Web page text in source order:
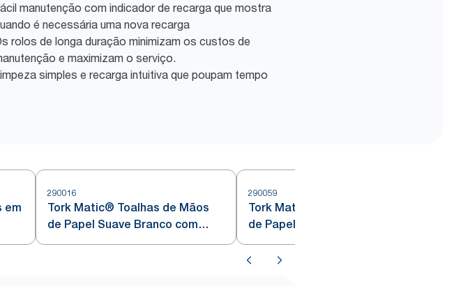
manutenção com indicador de recarga que mostra
é necessária uma nova recarga
rolos de longa duração minimizam os custos de
e maximizam o serviço.
simples e recarga intuitiva que poupam tempo
em
290016
Tork Matic® Toalhas de Mãos
de Papel Suave Branco com
Folha Azul H1
290059
Tork Matic® Toalhas de Mãos
de Papel Extralongas Banco H1